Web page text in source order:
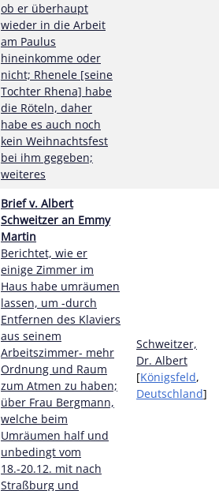
ob er überhaupt
wieder in die Arbeit
am Paulus
hineinkomme oder
nicht; Rhenele [seine
Tochter Rhena] habe
die Röteln, daher
habe es auch noch
kein Weihnachtsfest
bei ihm gegeben;
weiteres
Brief v. Albert
Schweitzer an Emmy
Martin
Berichtet, wie er
einige Zimmer im
Haus habe umräumen
lassen, um -durch
Entfernen des Klaviers
aus seinem
Arbeitszimmer- mehr
Ordnung und Raum
zum Atmen zu haben;
über Frau Bergmann,
welche beim
Umräumen half und
unbedingt vom
18.-20.12. mit nach
Straßburg und
Schweitzer,
Dr. Albert
[Königsfeld,
Deutschland]